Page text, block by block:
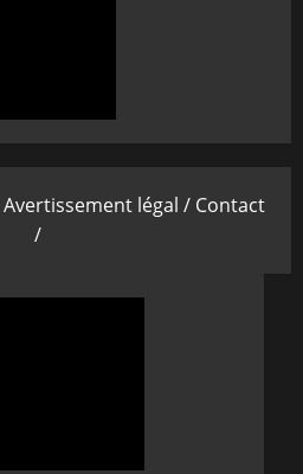
Avertissement légal / Contact
/